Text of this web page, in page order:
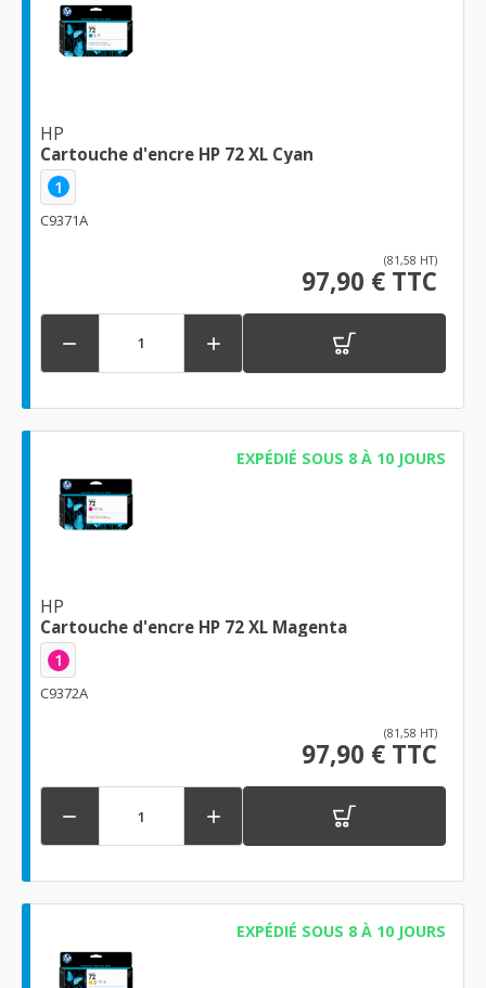
HP
Cartouche d'encre HP 72 XL Cyan
1
C9371A
(81,58 HT)
97,90 € TTC
 
EXPÉDIÉ SOUS 8 À 10 JOURS
HP
Cartouche d'encre HP 72 XL Magenta
1
C9372A
(81,58 HT)
97,90 € TTC
 
EXPÉDIÉ SOUS 8 À 10 JOURS